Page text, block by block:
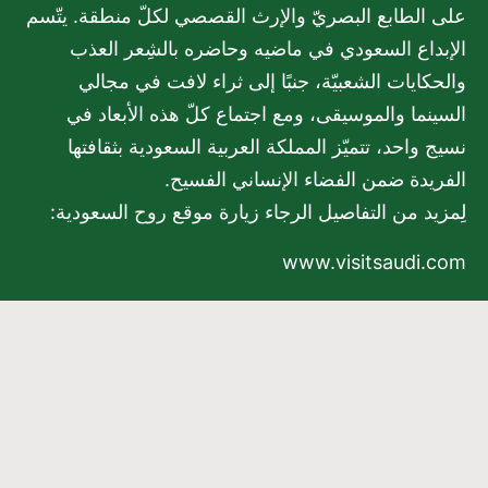
على الطابع البصريّ والإرث القصصي لكلّ منطقة. يتّسم
الإبداع السعودي في ماضيه وحاضره بالشِعر العذب
والحكايات الشعبيّة، جنبًا إلى ثراء لافت في مجالي
السينما والموسيقى، ومع اجتماع كلّ هذه الأبعاد في
نسيج واحد، تتميّز المملكة العربية السعودية بثقافتها
الفريدة ضمن الفضاء الإنساني الفسيح.
لِمزيد من التفاصيل الرجاء زيارة موقع روح السعودية:
www.visitsaudi.com